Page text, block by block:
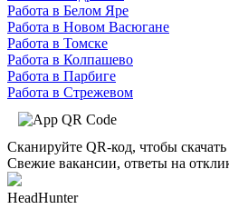
Работа в Белом Яре
Работа в Новом Васюгане
Работа в Томске
Работа в Колпашево
Работа в Парбиге
Работа в Стрежевом
Сканируйте QR-код, чтобы
Свежие вакансии, ответы на
HeadHunter